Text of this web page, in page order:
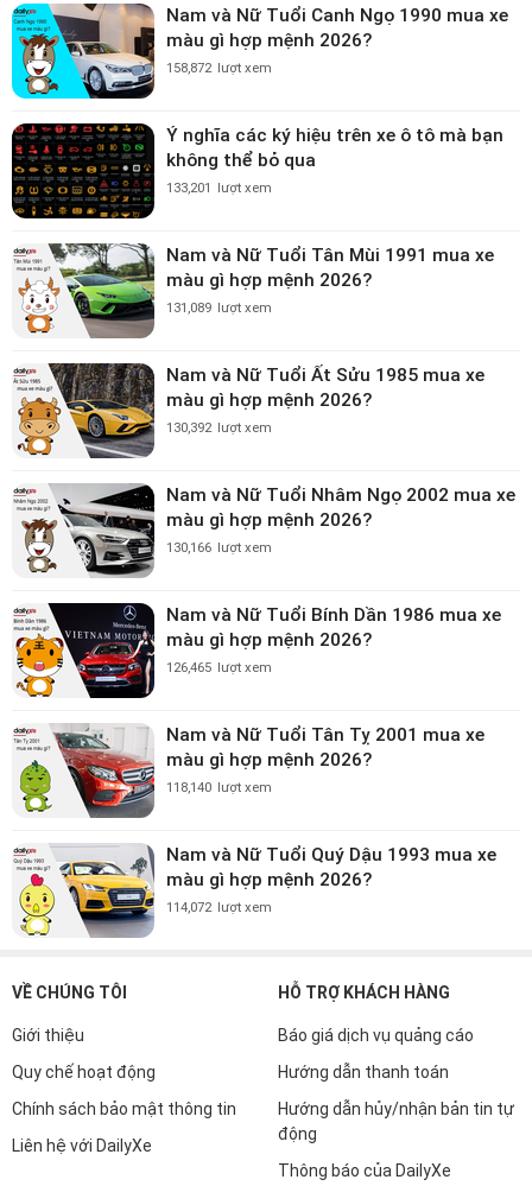
Nam và Nữ Tuổi Canh Ngọ 1990 mua xe
màu gì hợp mệnh 2026?
158,872 lượt xem
Ý nghĩa các ký hiệu trên xe ô tô mà bạn
không thể bỏ qua
133,201 lượt xem
Nam và Nữ Tuổi Tân Mùi 1991 mua xe
màu gì hợp mệnh 2026?
131,089 lượt xem
Nam và Nữ Tuổi Ất Sửu 1985 mua xe
màu gì hợp mệnh 2026?
130,392 lượt xem
Nam và Nữ Tuổi Nhâm Ngọ 2002 mua xe
màu gì hợp mệnh 2026?
130,166 lượt xem
Nam và Nữ Tuổi Bính Dần 1986 mua xe
màu gì hợp mệnh 2026?
126,465 lượt xem
Nam và Nữ Tuổi Tân Tỵ 2001 mua xe
màu gì hợp mệnh 2026?
118,140 lượt xem
Nam và Nữ Tuổi Quý Dậu 1993 mua xe
màu gì hợp mệnh 2026?
114,072 lượt xem
VỀ CHÚNG TÔI
Giới thiệu
Quy chế hoạt động
Chính sách bảo mật thông tin
Liên hệ với DailyXe
HỖ TRỢ KHÁCH HÀNG
Báo giá dịch vụ quảng cáo
Hướng dẫn thanh toán
Hướng dẫn hủy/nhận bản tin tự
động
Thông báo của DailyXe